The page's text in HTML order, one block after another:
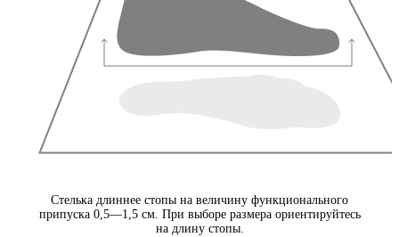
Стелька длиннее стопы на величину функционального
припуска 0,5—1,5 см. При выборе размера ориентируйтесь
на длину стопы.